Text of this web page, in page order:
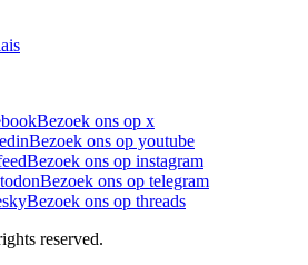
Bezoek ons op x
Bezoek ons op youtube
Bezoek ons op instagram
Bezoek ons op telegram
Bezoek ons op threads
reserved.